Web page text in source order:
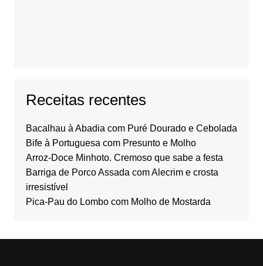
Receitas recentes
Bacalhau à Abadia com Puré Dourado e Cebolada
Bife à Portuguesa com Presunto e Molho
Arroz-Doce Minhoto. Cremoso que sabe a festa
Barriga de Porco Assada com Alecrim e crosta
irresistível
Pica-Pau do Lombo com Molho de Mostarda